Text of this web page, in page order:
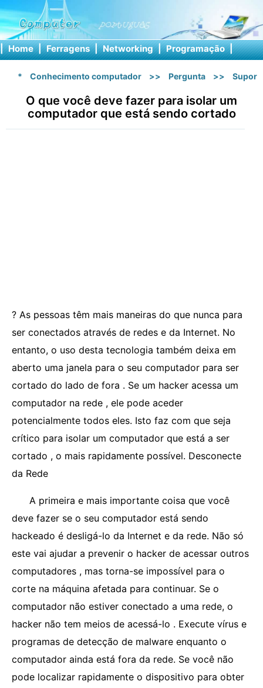
| Home | Ferragens | Networking | Programação |
* Conhecimento computador >> Pergunta >>
O que você deve fazer para isolar um
computador que está sendo cortado
? As pessoas têm mais maneiras do que nunca para
ser conectados através de redes e da Internet. No
entanto, o uso desta tecnologia também deixa em
aberto uma janela para o seu computador para ser
cortado do lado de fora . Se um hacker acessa um
computador na rede , ele pode aceder
potencialmente todos eles. Isto faz com que seja
crítico para isolar um computador que está a ser
cortado , o mais rapidamente possível. Desconecte
da Rede
A primeira e mais importante coisa que você
deve fazer se o seu computador está sendo
hackeado é desligá-lo da Internet e da rede. Não só
este vai ajudar a prevenir o hacker de acessar outros
computadores , mas torna-se impossível para o
corte na máquina afetada para continuar. Se o
computador não estiver conectado a uma rede, o
hacker não tem meios de acessá-lo . Execute vírus e
programas de detecção de malware enquanto o
computador ainda está fora da rede. Se você não
pode localizar rapidamente o dispositivo para obter